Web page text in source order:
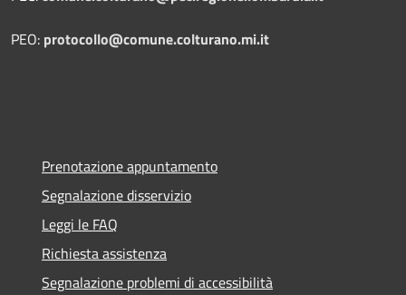
PEO: protocollo@comune.colturano.mi.it
Prenotazione appuntamento
Segnalazione disservizio
Leggi le FAQ
Richiesta assistenza
Segnalazione problemi di accessibilità